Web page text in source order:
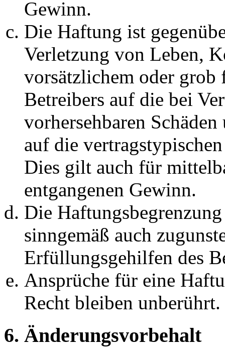
Gewinn.
Die Haftung ist
Verletzung von Leben,
vorsätzlichem oder grob
Betreibers auf die bei
vorhersehbaren
auf die
Dies gilt auch für
entgangenen Gewinn.
Die
sinngemäß auch
Erfüllungsgehilfen des
Ansprüche für eine
Recht bleiben unberührt.
6. Änderungsvorbehalt